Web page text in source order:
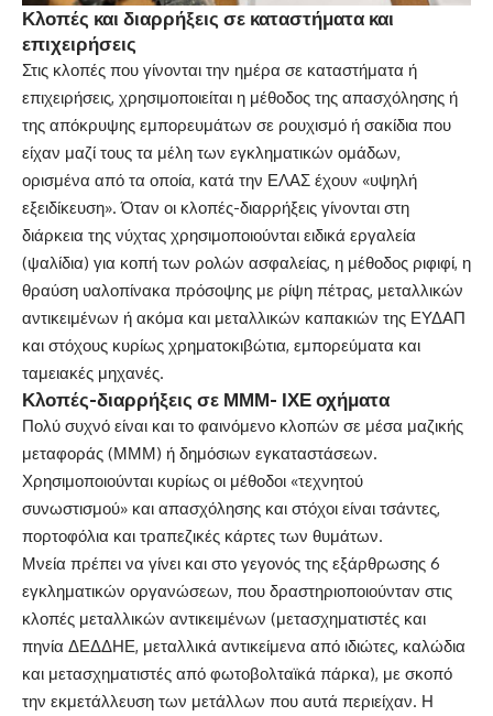
Κλοπές και διαρρήξεις σε καταστήματα και
επιχειρήσεις
Στις κλοπές που γίνονται την ημέρα σε καταστήματα ή
επιχειρήσεις, χρησιμοποιείται η μέθοδος της απασχόλησης ή
της απόκρυψης εμπορευμάτων σε ρουχισμό ή σακίδια που
είχαν μαζί τους τα μέλη των εγκληματικών ομάδων,
ορισμένα από τα οποία, κατά την ΕΛΑΣ έχουν «υψηλή
εξειδίκευση». Όταν οι κλοπές-διαρρήξεις γίνονται στη
διάρκεια της νύχτας χρησιμοποιούνται ειδικά εργαλεία
(ψαλίδια) για κοπή των ρολών ασφαλείας, η μέθοδος ριφιφί, η
θραύση υαλοπίνακα πρόσοψης με ρίψη πέτρας, μεταλλικών
αντικειμένων ή ακόμα και μεταλλικών καπακιών της ΕΥΔΑΠ
και στόχους κυρίως χρηματοκιβώτια, εμπορεύματα και
ταμειακές μηχανές.
Κλοπές-διαρρήξεις σε ΜΜΜ- ΙΧΕ οχήματα
Πολύ συχνό είναι και το φαινόμενο κλοπών σε μέσα μαζικής
μεταφοράς (ΜΜΜ) ή δημόσιων εγκαταστάσεων.
Χρησιμοποιούνται κυρίως οι μέθοδοι «τεχνητού
συνωστισμού» και απασχόλησης και στόχοι είναι τσάντες,
πορτοφόλια και τραπεζικές κάρτες των θυμάτων.
Μνεία πρέπει να γίνει και στο γεγονός της εξάρθρωσης 6
εγκληματικών οργανώσεων, που δραστηριοποιούνταν στις
κλοπές μεταλλικών αντικειμένων (μετασχηματιστές και
πηνία ΔΕΔΔΗΕ, μεταλλικά αντικείμενα από ιδιώτες, καλώδια
και μετασχηματιστές από φωτοβολταϊκά πάρκα), με σκοπό
την εκμετάλλευση των μετάλλων που αυτά περιείχαν. Η